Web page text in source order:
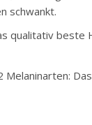
schwankt.
qualitativ